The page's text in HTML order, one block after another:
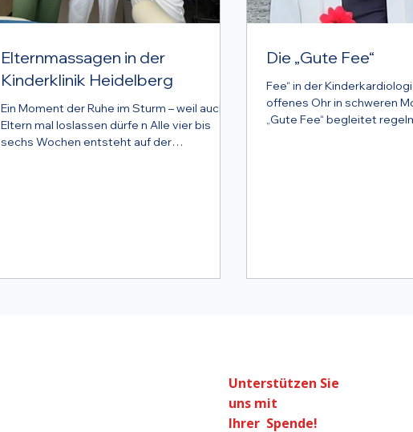
Elternmassagen in der
Kinderklinik Heidelberg
Ein Moment der Ruhe im Sturm – weil auch
Eltern mal loslassen dürfe n Alle vier bis
sechs Wochen entsteht auf der
Die „Gute Fee“
Fee“ in der
offenes Ohr in schweren
„Gute Fee“ begleitet
Unterstützen Sie
uns mit
Ihrer Spende!